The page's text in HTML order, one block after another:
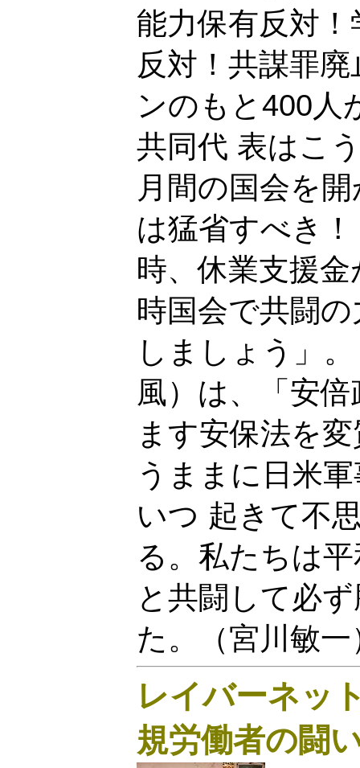
能力保有反対
反対！共謀罪
ンのもと400人
共同代 表はこ
月間の国会を
は猛省すべき
時、休業支援
時国会で共闘
しましょう」
風）は、「安
ます安保法を
うままに日米
いつ 起きて不
る。私たちは
と共闘して必
た。（宮川敏
レイバーネッ
規労働者の闘